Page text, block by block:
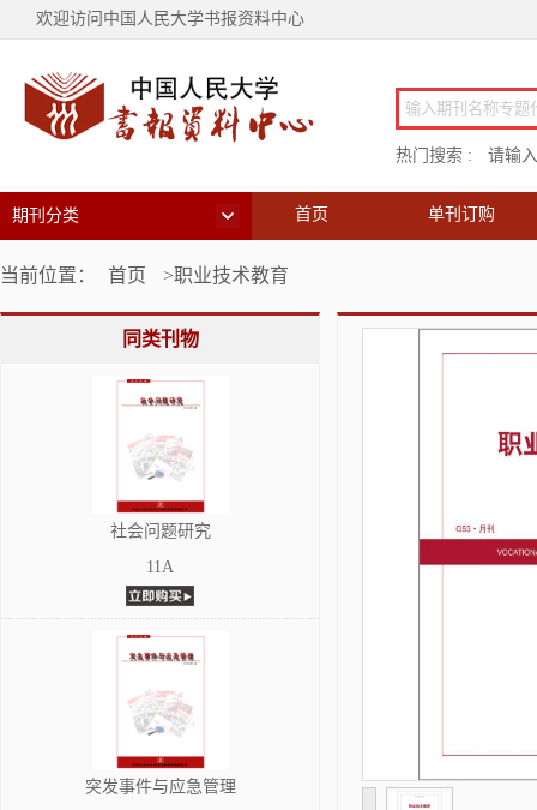
欢迎访问中国人民大学书报资料中心
热门搜索 : 请输
期刊分类 首页 单刊订购
当前位置： 首页 >职业技术教育
同类刊物
社会问题研究
11A
突发事件与应急管理